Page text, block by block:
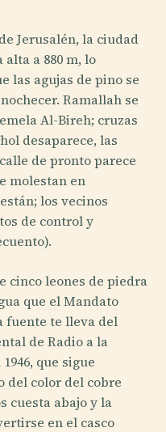
Jerusalén, la ciudad
a 880 m, lo
las agujas de pino se
Ramallah se
Al-Bireh; cruzas
desaparece, las
de pronto parece
molestan en
los vecinos
de control y
cinco leones de piedra
que el Mandato
fuente te lleva del
de Radio a la
que sigue
del color del cobre
cuesta abajo y la
en el casco